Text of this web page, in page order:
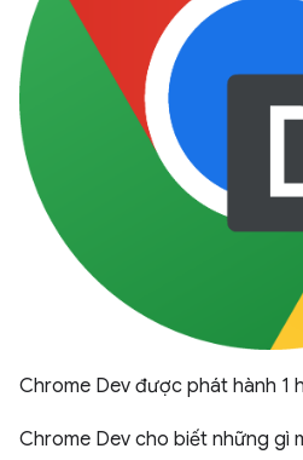
Chrome Dev được phát hành 1
Chrome Dev cho biết những gì